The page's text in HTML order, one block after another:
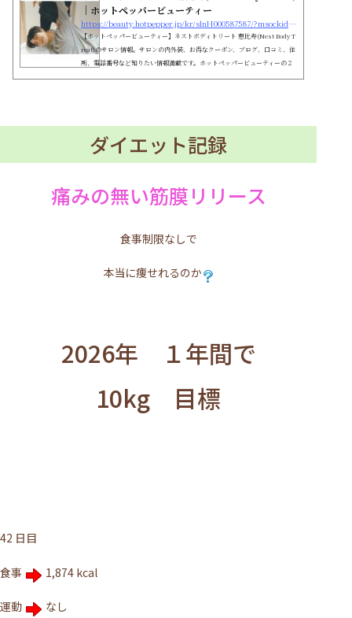
｜ホットペッパービューティー
https://beauty.hotpepper.jp/kr/slnH000587587/?msockid=0af1893400d06e02385e9c7e01d56f3d
【ホットペッパービューティー】ネストボディトリート 恵比寿(Nest Body T
reat)のサロン情報。サロンの内外装、お得なクーポン、ブログ、口コミ、住
所、電話番号など知りたい情報満載です。ホットペッパービューティーの２
ダイエット記録
痛みの無い筋膜リリース
食事制限なしで
本当に痩せれるのか
2026年 １年間で
10kg 目標
42 日目
食事 1,874 kcal
運動 なし